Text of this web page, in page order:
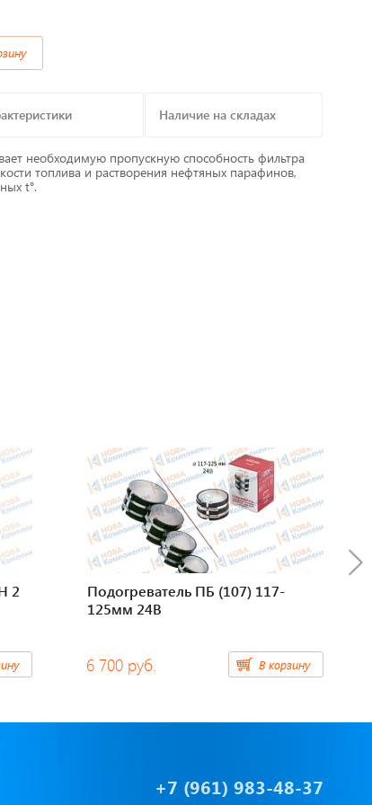
Наличие на складах
необходимую пропускную способность фильтра
топлива и растворения нефтяных парафинов,
t°.
2
Подогреватель ПБ (107) 117-
125мм 24В
6 700 руб. В корзину
+7 (961) 983-48-37